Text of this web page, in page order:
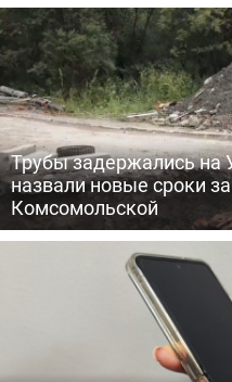
Трубы задержались на
назвали новые сроки
Комсомольской